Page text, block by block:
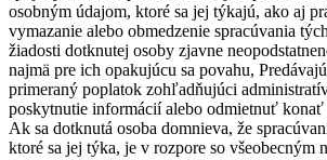
osobným údajom, ktoré sa jej týkajú, ako aj
vymazanie alebo obmedzenie spracúvania
žiadosti dotknutej osoby zjavne
najmä pre ich opakujúcu sa povahu,
primeraný poplatok zohľadňujúci
poskytnutie informácií alebo odmietnuť konať
Ak sa dotknutá osoba domnieva, že
ktoré sa jej týka, je v rozpore so všeobecným